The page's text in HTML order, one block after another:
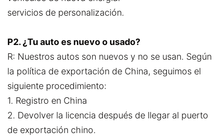
servicios de personalización.
P2. ¿Tu auto es nuevo o usado?
R: Nuestros autos son nuevos y no se usan. Según
la política de exportación de China, seguimos el
siguiente procedimiento:
1. Registro en China
2. Devolver la licencia después de llegar al puerto
de exportación chino.